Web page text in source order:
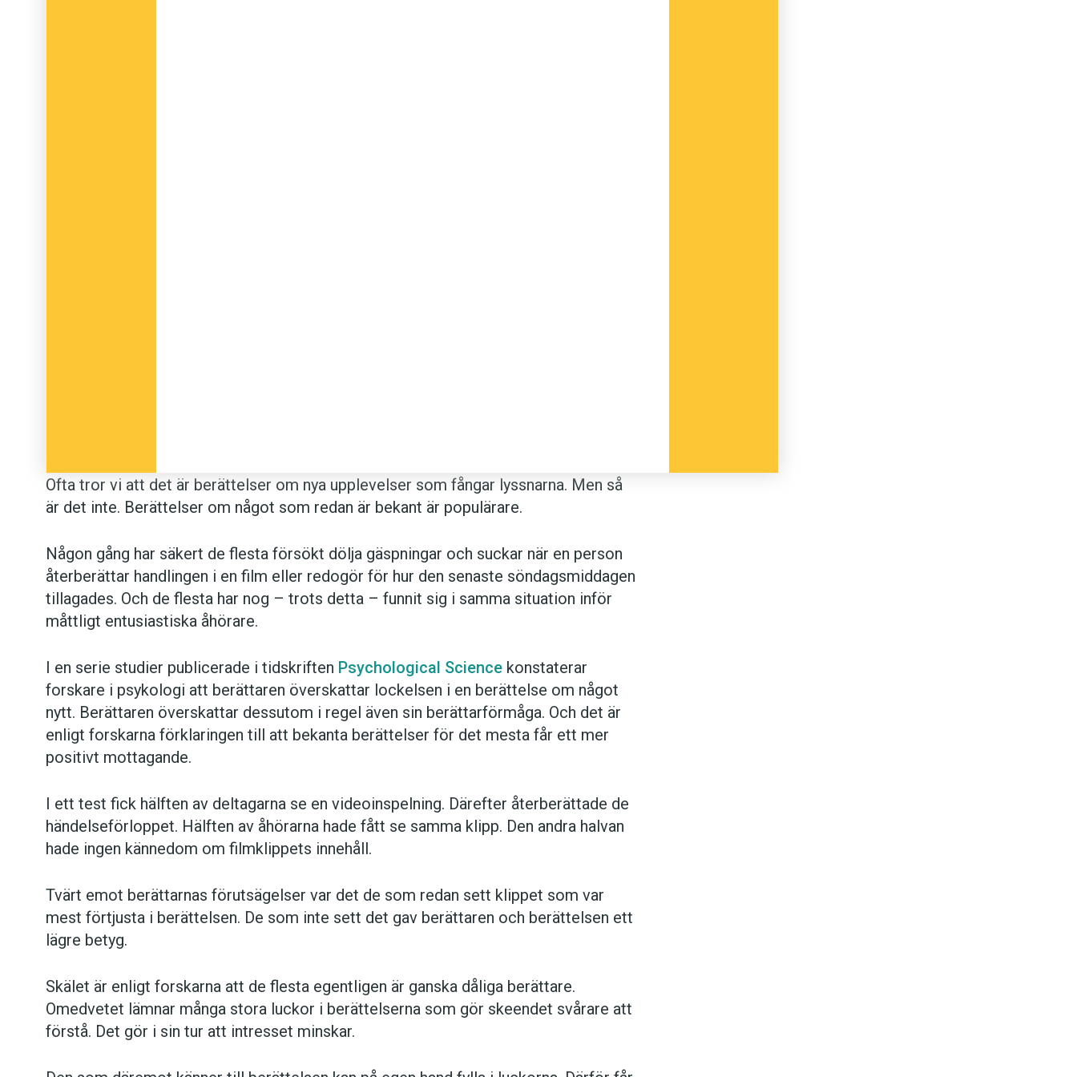
Ofta tror vi att det är berättelser om nya upplevelser som fångar lyssnarna. Men så
är det inte. Berättelser om något som redan är bekant är populärare.
Någon gång har säkert de flesta försökt dölja gäspningar och suckar när en person
återberättar handlingen i en film eller redogör för hur den senaste söndagsmiddagen
tillagades. Och de flesta har nog – trots detta – funnit sig i samma situation inför
måttligt entusiastiska åhörare.
I en serie studier publicerade i tidskriften Psychological Science konstaterar
forskare i psykologi att berättaren överskattar lockelsen i en berättelse om något
nytt. Berättaren överskattar dessutom i regel även sin berättarförmåga. Och det är
enligt forskarna förklaringen till att bekanta berättelser för det mesta får ett mer
positivt mottagande.
I ett test fick hälften av deltagarna se en videoinspelning. Därefter återberättade de
händelseförloppet. Hälften av åhörarna hade fått se samma klipp. Den andra halvan
hade ingen kännedom om filmklippets innehåll.
Tvärt emot berättarnas förutsägelser var det de som redan sett klippet som var
mest förtjusta i berättelsen. De som inte sett det gav berättaren och berättelsen ett
lägre betyg.
Skälet är enligt forskarna att de flesta egentligen är ganska dåliga berättare.
Omedvetet lämnar många stora luckor i berättelserna som gör skeendet svårare att
förstå. Det gör i sin tur att intresset minskar.